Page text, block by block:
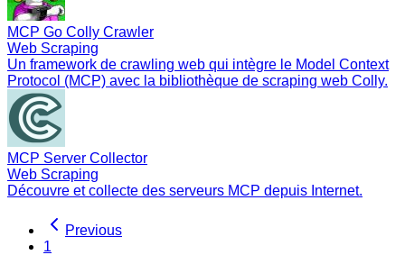
MCP Go Colly Crawler
Web Scraping
Un framework de crawling web qui intègre le Model Context
Protocol (MCP) avec la bibliothèque de scraping web Colly.
MCP Server Collector
Web Scraping
Découvre et collecte des serveurs MCP depuis Internet.
Previous
1